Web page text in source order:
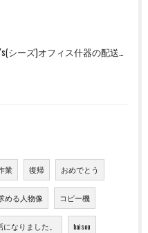
船橋株式会社C's(シーズ)オフィス什器の配送設置作業ならお任せください！
業 復帰 おめでとう
める人物像 コピー機
なりました。 haisou